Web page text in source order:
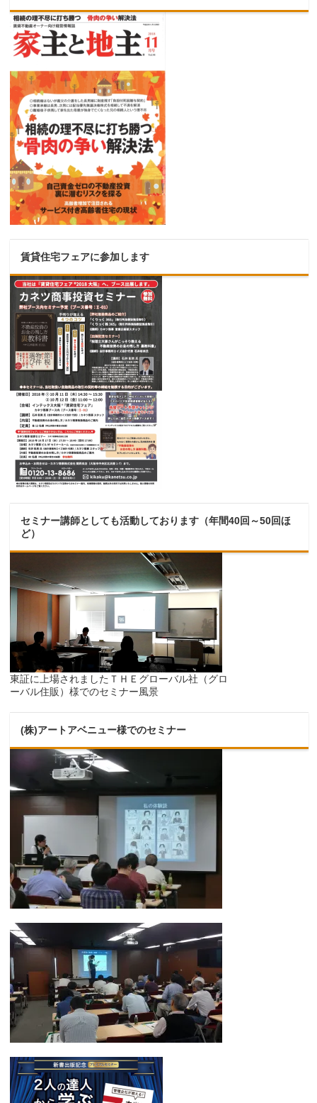
賃貸住宅フェアに参加します
セミナー講師としても活動しております（年間40回～50回ほ
ど）
東証に上場されましたＴＨＥグローバル社（グロ
ーバル住販）様でのセミナー風景
(株)アートアベニュー様でのセミナー